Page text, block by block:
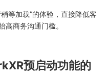
等加载”的体验，直接降低客
高商务沟通门槛。
预启动功能的